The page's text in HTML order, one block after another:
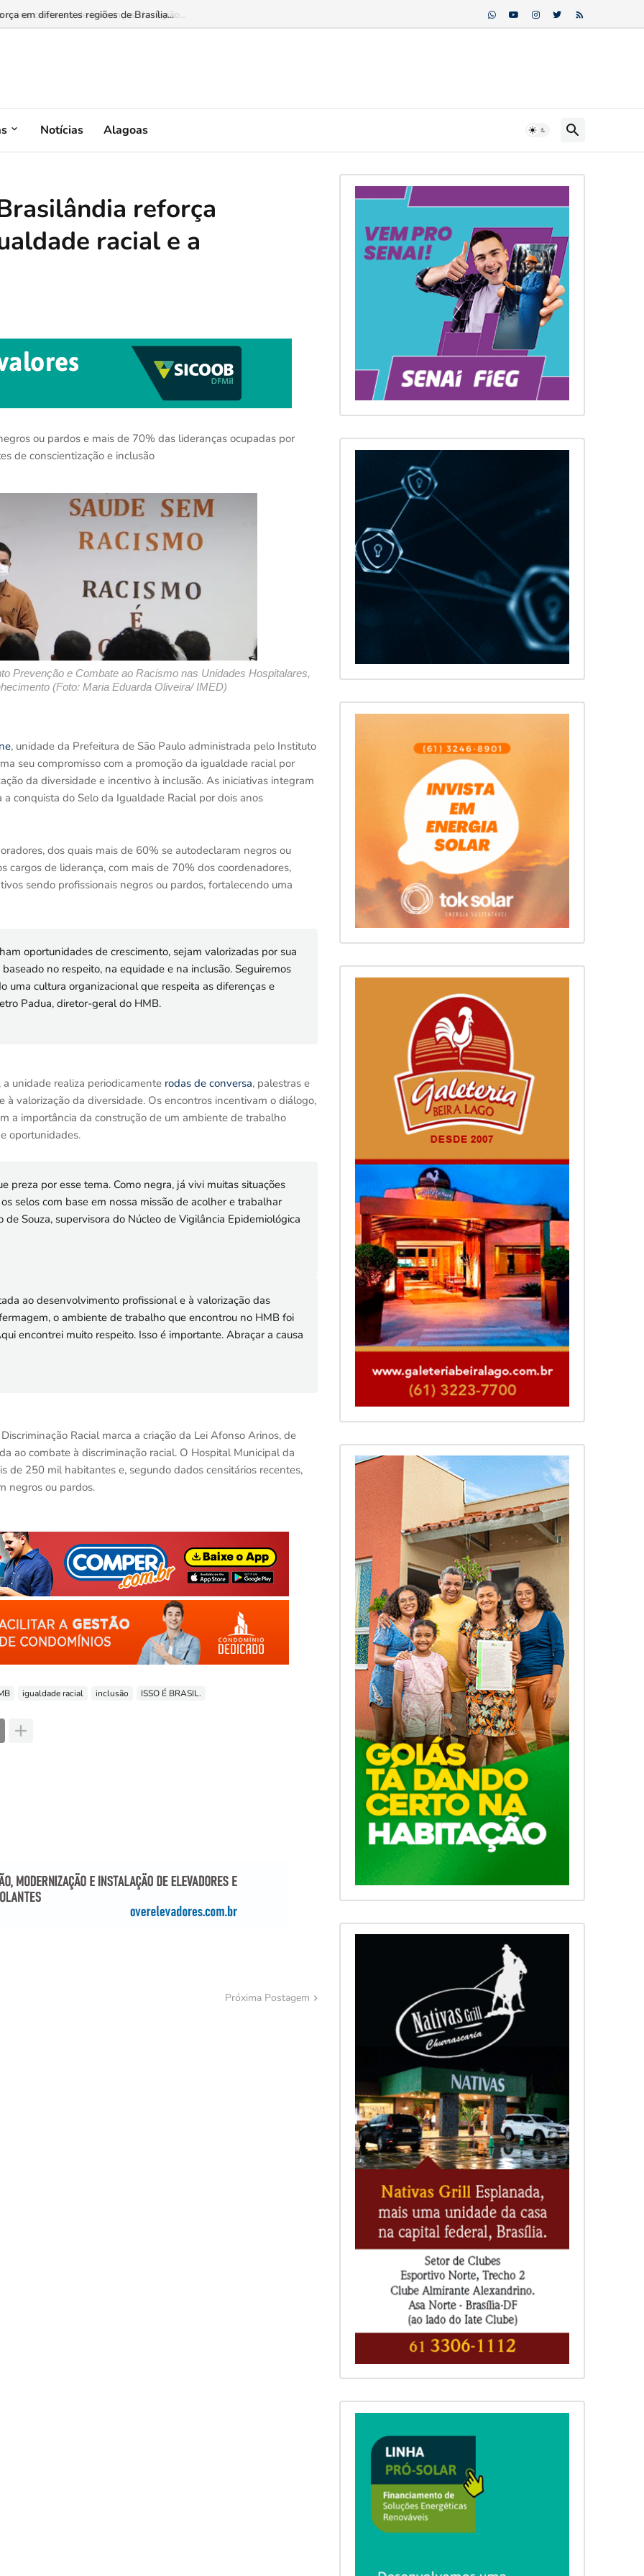
centenas de lideranças da região...
Notícias Alagoas
reforça
racial e a
ou pardos e mais de 70% das lideranças ocupadas por
de conscientização e inclusão
Prevenção e Combate ao Racismo nas Unidades Hospitalares,
(Foto: Maria Eduarda Oliveira/ IMED)
, unidade da Prefeitura de São Paulo administrada pelo Instituto
seu compromisso com a promoção da igualdade racial por
da diversidade e incentivo à inclusão. As iniciativas integram
conquista do Selo da Igualdade Racial por dois anos
dos quais mais de 60% se autodeclaram negros ou
de liderança, com mais de 70% dos coordenadores,
sendo profissionais negros ou pardos, fortalecendo uma
oportunidades de crescimento, sejam valorizadas por sua
no respeito, na equidade e na inclusão. Seguiremos
uma cultura organizacional que respeita as diferenças e
Padua, diretor-geral do HMB.
unidade realiza periodicamente rodas de conversa, palestras e
valorização da diversidade. Os encontros incentivam o diálogo,
a importância da construção de um ambiente de trabalho
oportunidades.
preza por esse tema. Como negra, já vivi muitas situações
selos com base em nossa missão de acolher e trabalhar
Souza, supervisora do Núcleo de Vigilância Epidemiológica
ao desenvolvimento profissional e à valorização das
o ambiente de trabalho que encontrou no HMB foi
encontrei muito respeito. Isso é importante. Abraçar a causa
Racial marca a criação da Lei Afonso Arinos, de
ao combate à discriminação racial. O Hospital Municipal da
de 250 mil habitantes e, segundo dados censitários recentes,
negros ou pardos.
igualdade racial inclusão ISSO É BRASIL.
Próxima Postagem